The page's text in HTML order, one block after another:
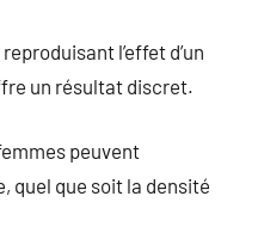
l’effet d’un
un résultat discret.
peuvent
quel que soit la densité